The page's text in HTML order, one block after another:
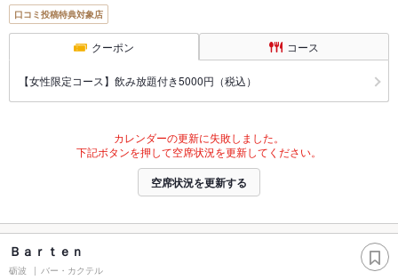
口コミ投稿特典対象店
クーポン コース
【女性限定コース】飲み放題付き5000円（税込）
カレンダーの更新に失敗しました。
下記ボタンを押して空席状況を更新してください。
空席状況を更新する
Ｂａｒｔｅｎ
砺波 バー・カクテル